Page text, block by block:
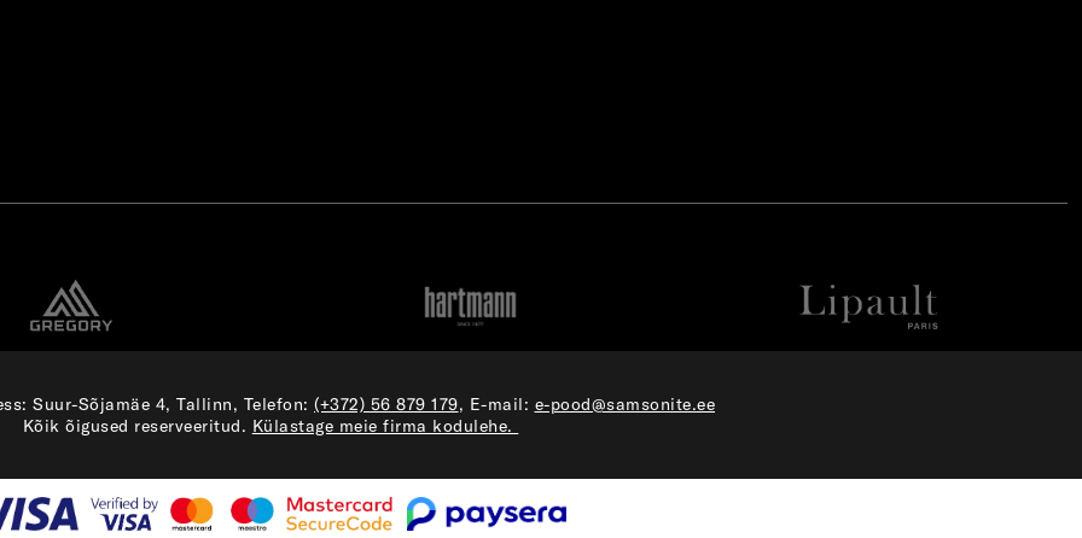
Suur-Sõjamäe 4, Tallinn, Telefon: (+372) 56 879 179, E-mail: e-pood@samsonite.ee
Kõik õigused reserveeritud. Külastage meie firma kodulehe.